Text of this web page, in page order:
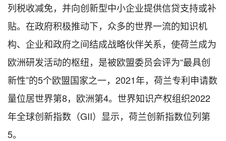
列税收减免，并向创新型中小企业提供信贷支持或补
贴。在政府积极推动下，众多的世界一流的知识机
构、企业和政府之间结成战略伙伴关系，使荷兰成为
欧洲研发活动的枢纽，是被欧盟委员会评为“最具创
新性”的5个欧盟国家之一，2021年，荷兰专利申请数
量位居世界第8，欧洲第4。世界知识产权组织2022
年全球创新指数（GII）显示，荷兰创新指数位列第
5。